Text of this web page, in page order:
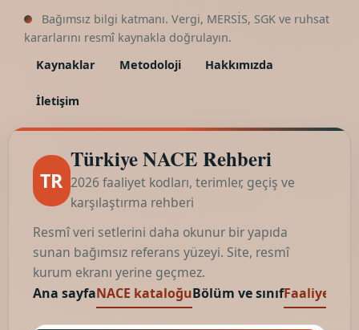
Bağımsız bilgi katmanı. Vergi, MERSİS, SGK ve ruhsat
kararlarını resmî kaynakla doğrulayın.
Kaynaklar
Metodoloji Hakkımızda
İletişim
TR
Türkiye NACE Rehberi
2026 faaliyet kodları, terimler, geçiş ve
karşılaştırma rehberi
Resmî veri setlerini daha okunur bir yapıda
sunan bağımsız referans yüzeyi. Site, resmî
kurum ekranı yerine geçmez.
Ana sayfaNACE kataloğuBölüm ve sınıfFaaliyet